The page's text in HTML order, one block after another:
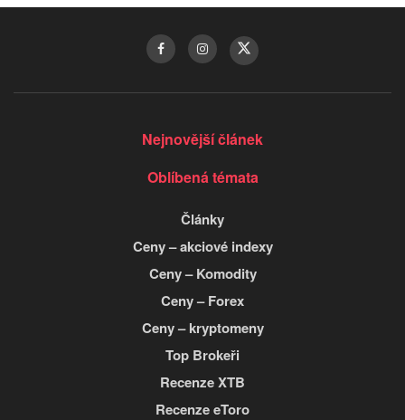
Nejnovější článek
Oblíbená témata
Články
Ceny – akciové indexy
Ceny – Komodity
Ceny – Forex
Ceny – kryptomeny
Top Brokeři
Recenze XTB
Recenze eToro